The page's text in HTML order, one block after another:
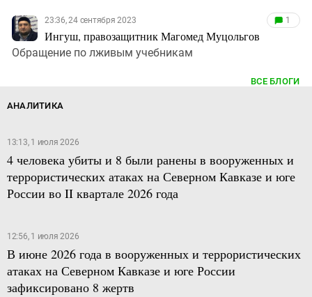
23:36, 24 сентября 2023
Ингуш, правозащитник Магомед Муцольгов
1
Обращение по лживым учебникам
ВСЕ БЛОГИ
АНАЛИТИКА
13:13, 1 июля 2026
4 человека убиты и 8 были ранены в вооруженных и
террористических атаках на Северном Кавказе и юге
России во II квартале 2026 года
12:56, 1 июля 2026
В июне 2026 года в вооруженных и террористических
атаках на Северном Кавказе и юге России
зафиксировано 8 жертв